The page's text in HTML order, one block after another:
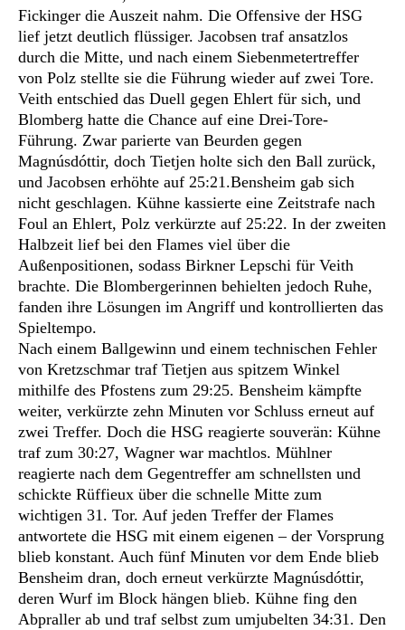
Fickinger die Auszeit nahm. Die Offensive der HSG
lief jetzt deutlich flüssiger. Jacobsen traf ansatzlos
durch die Mitte, und nach einem Siebenmetertreffer
von Polz stellte sie die Führung wieder auf zwei Tore.
Veith entschied das Duell gegen Ehlert für sich, und
Blomberg hatte die Chance auf eine Drei-Tore-
Führung. Zwar parierte van Beurden gegen
Magnúsdóttir, doch Tietjen holte sich den Ball zurück,
und Jacobsen erhöhte auf 25:21.Bensheim gab sich
nicht geschlagen. Kühne kassierte eine Zeitstrafe nach
Foul an Ehlert, Polz verkürzte auf 25:22. In der zweiten
Halbzeit lief bei den Flames viel über die
Außenpositionen, sodass Birkner Lepschi für Veith
brachte. Die Blombergerinnen behielten jedoch Ruhe,
fanden ihre Lösungen im Angriff und kontrollierten das
Spieltempo.
Nach einem Ballgewinn und einem technischen Fehler
von Kretzschmar traf Tietjen aus spitzem Winkel
mithilfe des Pfostens zum 29:25. Bensheim kämpfte
weiter, verkürzte zehn Minuten vor Schluss erneut auf
zwei Treffer. Doch die HSG reagierte souverän: Kühne
traf zum 30:27, Wagner war machtlos. Mühlner
reagierte nach dem Gegentreffer am schnellsten und
schickte Rüffieux über die schnelle Mitte zum
wichtigen 31. Tor. Auf jeden Treffer der Flames
antwortete die HSG mit einem eigenen – der Vorsprung
blieb konstant. Auch fünf Minuten vor dem Ende blieb
Bensheim dran, doch erneut verkürzte Magnúsdóttir,
deren Wurf im Block hängen blieb. Kühne fing den
Abpraller ab und traf selbst zum umjubelten 34:31. Den